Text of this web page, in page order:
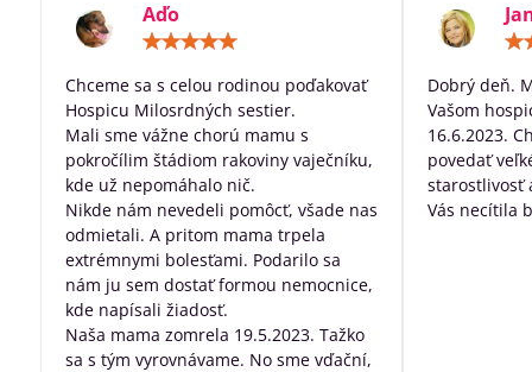
Aďo
/
5
Chceme sa s celou rodinou poďakovať
Hospicu Milosrdných sestier.
Mali sme vážne chorú mamu s
pokročílim štádiom rakoviny vaječníku,
kde už nepomáhalo nič.
Nikde nám nevedeli pomôcť, všade nas
odmietali. A pritom mama trpela
extrémnymi bolesťami. Podarilo sa
nám ju sem dostať formou nemocnice,
kde napísali žiadosť.
Naša mama zomrela 19.5.2023. Tažko
sa s tým vyrovnávame. No sme vďační,
Dobrý deň.
Vašom
16.6.2023.
povedať
starostlivosť
Vás necítila